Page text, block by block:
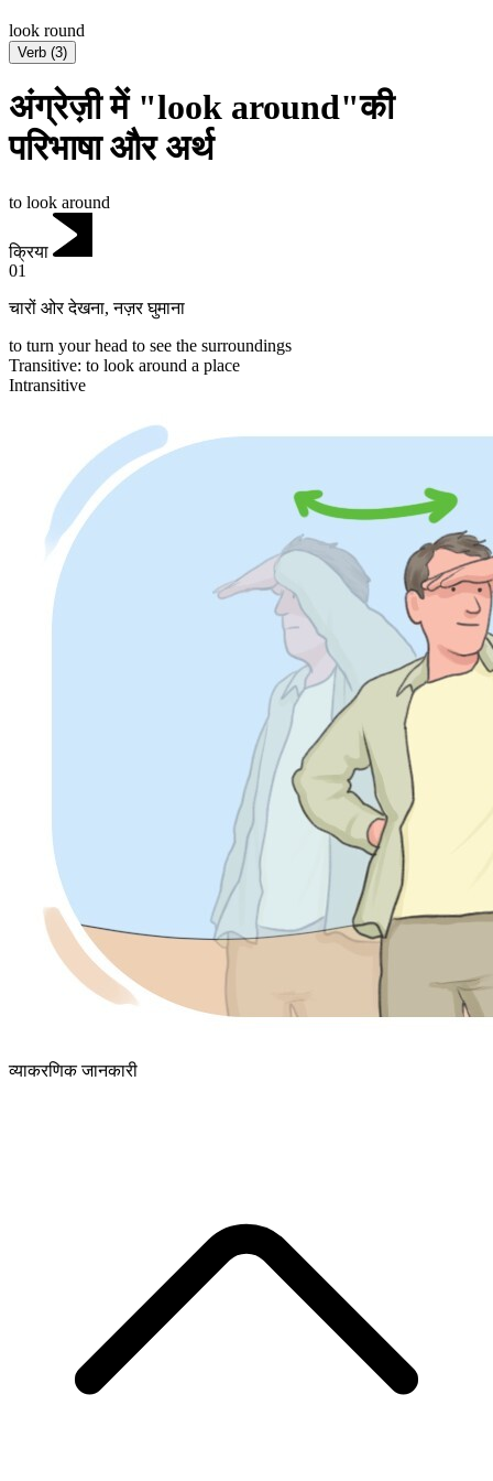
look round
Verb (3)
अंग्रेज़ी में "look around"की
परिभाषा और अर्थ
to look around
क्रिया
01
चारों ओर देखना,नज़र घुमाना
to turn your head to see the surroundings
Transitive: to look around a place
Intransitive
व्याकरणिक जानकारी